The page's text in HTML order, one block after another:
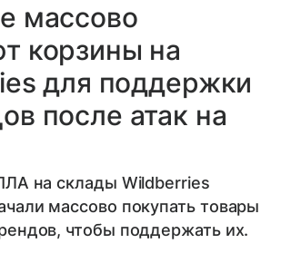
массово
корзины на
для поддержки
после атак на
на склады Wildberries
массово покупать товары
чтобы поддержать их.